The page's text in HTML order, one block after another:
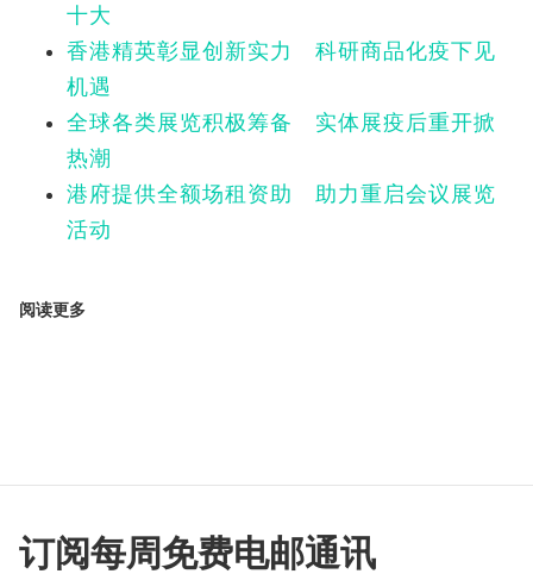
十大
香港精英彰显创新实力 科研商品化疫下见
机遇
全球各类展览积极筹备 实体展疫后重开掀
热潮
港府提供全额场租资助 助力重启会议展览
活动
阅读更多
订阅每周免费电邮通讯